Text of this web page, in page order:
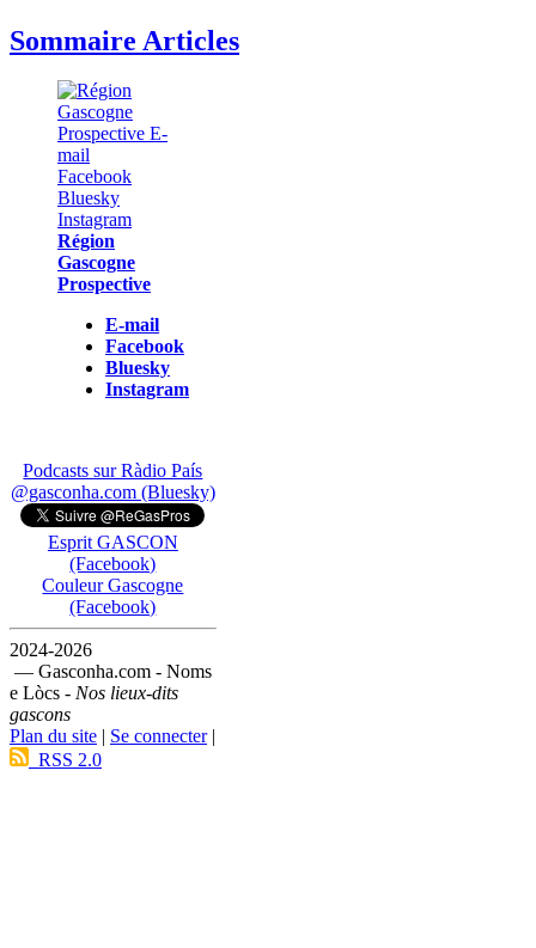
Sommaire Articles
Région
Gascogne
Prospective
E-mail
Facebook
Bluesky
Instagram
Podcasts sur Ràdio País
@gasconha.com (Bluesky)
Esprit GASCON
(Facebook)
Couleur Gascogne
(Facebook)
2024-2026
— Gasconha.com - Noms
e Lòcs - Nos lieux-dits
gascons
Plan du site
Se connecter|
RSS 2.0